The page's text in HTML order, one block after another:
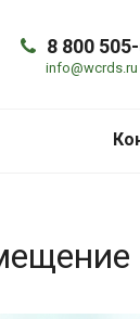
8 800
info@wcrds.ru